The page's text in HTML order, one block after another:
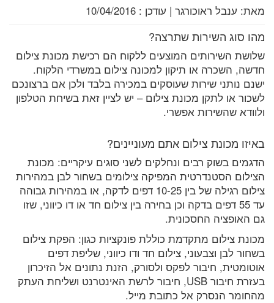
מאת: ענבל ראוכורגר | עודכן : 10/04/2016
מהו סוג השירות שתרצה?
שלושת השירותים המוצעים ללקוח הם רכישת מכונת צילום
חדשה, השכרה או תיקון למכונה צילום במשרדי הלקוח.
ישנם נותני שירות שעוסקים במכירה בלבד ולכן אם ברצונכם
לשכור או לתקן מכונת צילום – יש לציין זאת בשיחת הטלפון
ולוודא שהשירות אפשרי.
באיזו מכונת צילום אתם מעוניינים?
הדגמים בשוק רבים ונחלקים לשני סוגים עיקריים: מכונת
הצילום הסטנדרטית המפיקה צילומים בשחור לבן במהירות
צילום רגילה של בין 10-25 דפים לדקה, או במהירות גבוהה
עד 55 דפים בדקה וכן בחירה בין צילום חד או דו כיווני, שזו
גם האופציה החסכונית.
מכונת צילום מתקדמת כוללת פונקציות כגון: הפקת צילום
בשחור לבן וצבעוני, צילום חד ודו כיווני, שליפת דפים
אוטומטית, חיבור לפקס ולסורק, הזנת נתונים אל הזיכרון
בעזרת חיבור USB, חיבור לרשת האינטרנט ושליחת העתק
מהחומר הנסרק אל כתובת מייל.